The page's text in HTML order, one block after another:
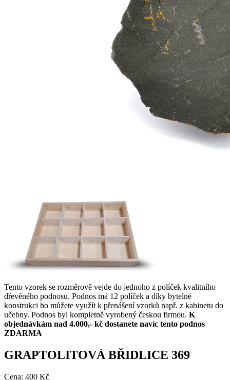
Tento vzorek se rozměrově vejde do jednoho z políček kvalitního
dřevěného podnosu. Podnos má 12 políček a díky bytelné
konstrukci ho můžete využít k přenášení vzorků např. z kabinetu do
učebny. Podnos byl kompletně vyrobený českou firmou. K
objednávkám nad 4.000,- kč dostanete navíc tento podnos
ZDARMA
GRAPTOLITOVÁ BŘIDLICE 369
Cena: 400 Kč